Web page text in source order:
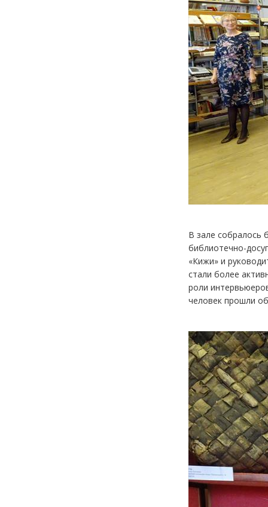
В зале собралось
библиотечно-
«Кижи» и
стали более
роли
человек прошли